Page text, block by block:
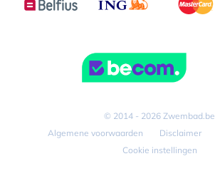
© 2014 - 2026 Zwembad.be
Algemene voorwaarden
Disclaimer
Cookie instellingen